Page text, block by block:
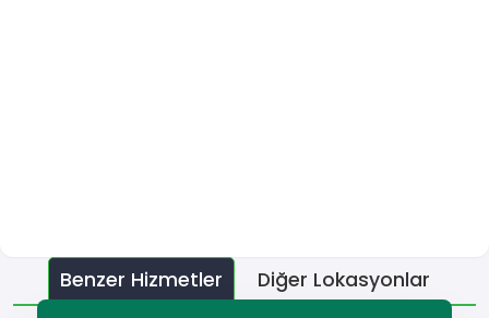
Benzer Hizmetler Diğer Lokasyonlar